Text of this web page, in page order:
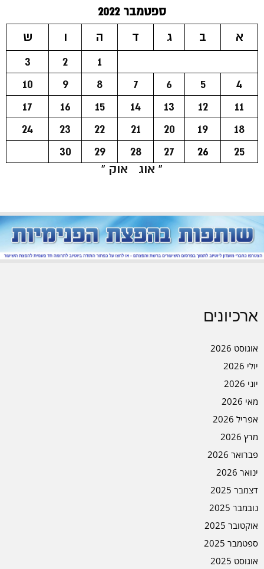
ספטמבר 2022
א
ב ג ד ה ו
ש
1
2
3
4
5
6
7
8
9
10
11
12
13
14
15
16
17
18
19
20
21
22
23
24
25
26
27
28
29
30
« אוג
אוק »
ארכיונים
אוגוסט 2026
יולי 2026
יוני 2026
מאי 2026
אפריל 2026
מרץ 2026
פברואר 2026
ינואר 2026
דצמבר 2025
נובמבר 2025
אוקטובר 2025
ספטמבר 2025
אוגוסט 2025